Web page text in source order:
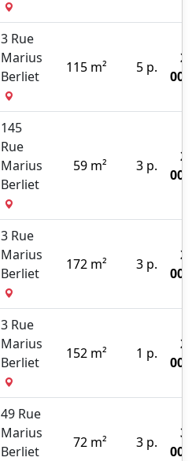
3 Rue
Marius
Berliet
115 m² 5 p.
145
Rue
Marius
Berliet
59 m² 3 p.
3 Rue
Marius
Berliet
172 m² 3 p.
3 Rue
Marius
Berliet
152 m² 1 p.
49 Rue
Marius
Berliet
72 m² 3 p.